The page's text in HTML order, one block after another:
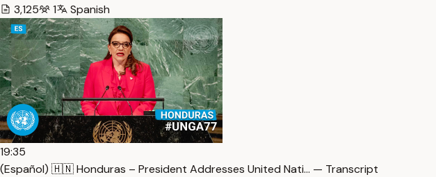
3,125
1 Spanish
19:35
(Español) 🇭🇳 Honduras – President Addresses United Nati… — Transcript